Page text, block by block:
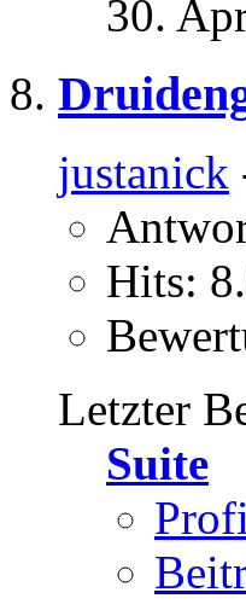
30.
justanick
Hits:
Letzter
Suite